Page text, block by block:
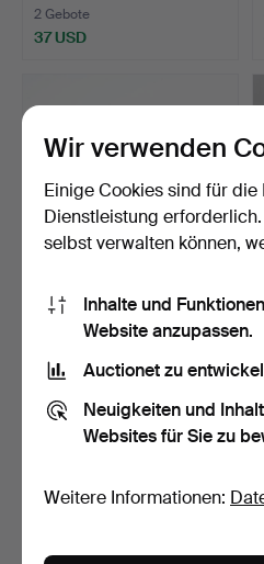
2 Gebote
37 USD
TISCHSCHLEIFMASCHINE
, EMI, Holland, Mitte …
1 Gebot
32 USD
Wir verwenden
Einige Cookies sind für
Dienstleistung
selbst verwalten können,
Inhalte und
Website anzupassen.
Auctionet zu
Neuigkeiten und
Websites für Sie zu
Weitere Informationen: